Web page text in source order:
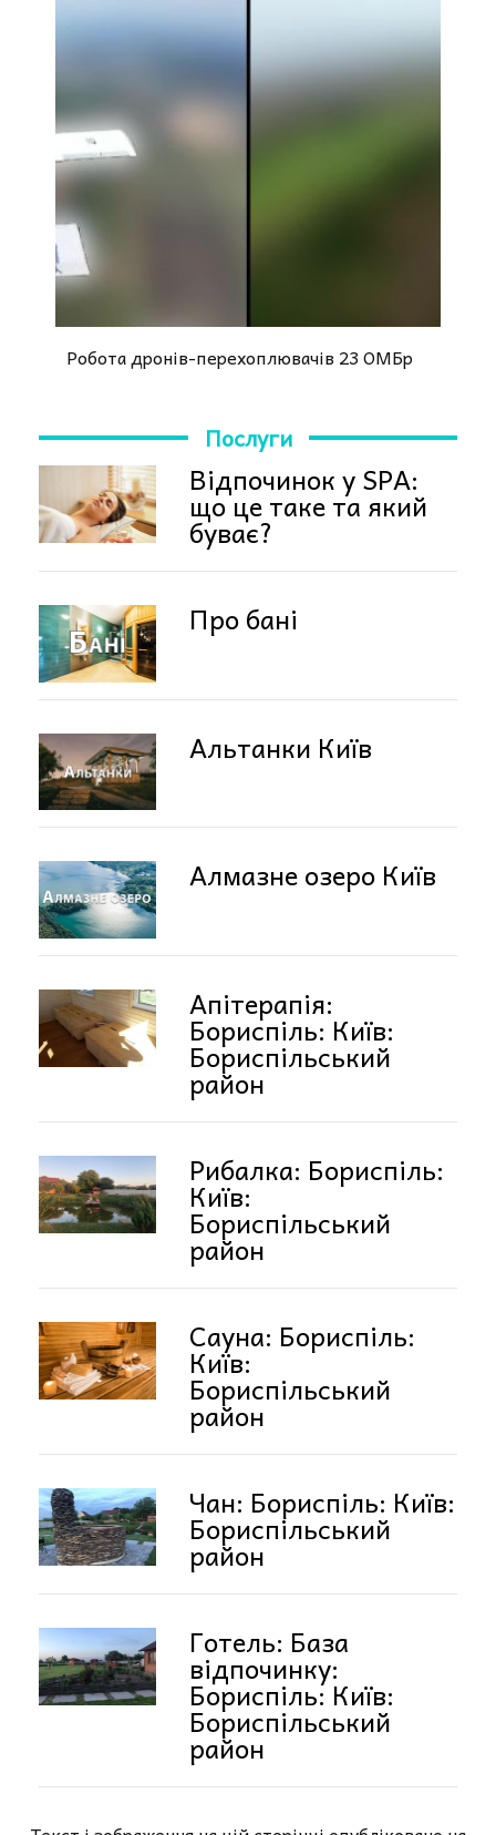
Робота дронів-перехоплювачів 23 ОМБр
Послуги
Відпочинок у SPA:
що це таке та який
буває?
Про бані
Альтанки Київ
Алмазне озеро Київ
Апітерапія:
Бориспіль: Київ:
Бориспільський
район
Рибалка: Бориспіль:
Київ:
Бориспільський
район
Сауна: Бориспіль:
Київ:
Бориспільський
район
Чан: Бориспіль: Київ:
Бориспільський
район
Готель: База
відпочинку:
Бориспіль: Київ:
Бориспільський
район